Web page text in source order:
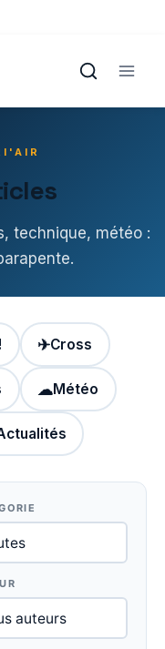
technique, météo :
✈Cross
☁Météo